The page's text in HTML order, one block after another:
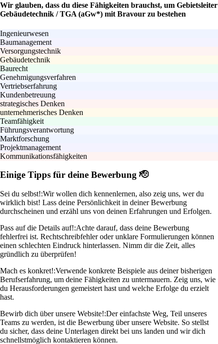
Wir glauben, dass du diese Fähigkeiten brauchst, um Gebietsleiter
Gebäudetechnik / TGA (aGw*) mit Bravour zu bestehen
Ingenieurwesen
Baumanagement
Versorgungstechnik
Gebäudetechnik
Baurecht
Genehmigungsverfahren
Vertriebserfahrung
Kundenbetreuung
strategisches Denken
unternehmerisches Denken
Teamfähigkeit
Führungsverantwortung
Marktforschung
Projektmanagement
Kommunikationsfähigkeiten
Einige Tipps für deine Bewerbung 🫡
Sei du selbst!:Wir wollen dich kennenlernen, also zeig uns, wer du
wirklich bist! Lass deine Persönlichkeit in deiner Bewerbung
durchscheinen und erzähl uns von deinen Erfahrungen und Erfolgen.
Pass auf die Details auf!:Achte darauf, dass deine Bewerbung
fehlerfrei ist. Rechtschreibfehler oder unklare Formulierungen können
einen schlechten Eindruck hinterlassen. Nimm dir die Zeit, alles
gründlich zu überprüfen!
Mach es konkret!:Verwende konkrete Beispiele aus deiner bisherigen
Berufserfahrung, um deine Fähigkeiten zu untermauern. Zeig uns, wie
du Herausforderungen gemeistert hast und welche Erfolge du erzielt
hast.
Bewirb dich über unsere Website!:Der einfachste Weg, Teil unseres
Teams zu werden, ist die Bewerbung über unsere Website. So stellst
du sicher, dass deine Unterlagen direkt bei uns landen und wir dich
schnellstmöglich kontaktieren können.